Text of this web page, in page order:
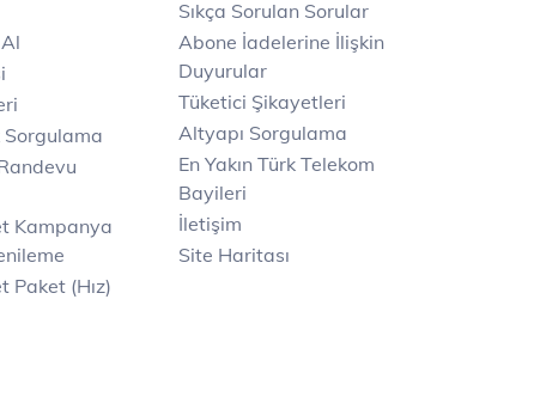
Kampanya
Paket (Hız)
Sıkça Sorulan Sorular
Abone İadelerine İlişkin
Duyurular
Tüketici Şikayetleri
Altyapı Sorgulama
En Yakın Türk Telekom
Bayileri
İletişim
Site Haritası